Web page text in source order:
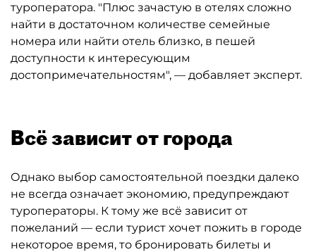
туроператора. "Плюс зачастую в отелях сложно
найти в достаточном количестве семейные
номера или найти отель близко, в пешей
доступности к интересующим
достопримечательностям", — добавляет эксперт.
Всё зависит от города
Однако выбор самостоятельной поездки далеко
не всегда означает экономию, предупреждают
туроператоры. К тому же всё зависит от
пожеланий — если турист хочет пожить в городе
некоторое время, то бронировать билеты и